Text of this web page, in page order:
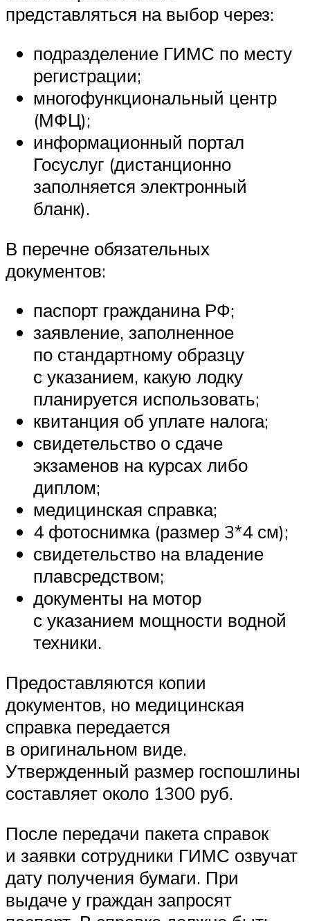
представляться на выбор через:
подразделение ГИМС по месту
регистрации;
многофункциональный центр
(МФЦ);
информационный портал
Госуслуг (дистанционно
заполняется электронный
бланк).
В перечне обязательных
документов:
паспорт гражданина РФ;
заявление, заполненное
по стандартному образцу
с указанием, какую лодку
планируется использовать;
квитанция об уплате налога;
свидетельство о сдаче
экзаменов на курсах либо
диплом;
медицинская справка;
4 фотоснимка (размер 3*4 см);
свидетельство на владение
плавсредством;
документы на мотор
с указанием мощности водной
техники.
Предоставляются копии
документов, но медицинская
справка передается
в оригинальном виде.
Утвержденный размер госпошлины
составляет около 1300 руб.
После передачи пакета справок
и заявки сотрудники ГИМС озвучат
дату получения бумаги. При
выдаче у граждан запросят